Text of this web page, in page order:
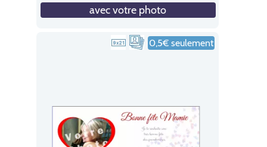
avec votre photo
0,5€ seulement